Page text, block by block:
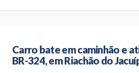
Carro bate em caminhão e
BR-324, em Riachão do